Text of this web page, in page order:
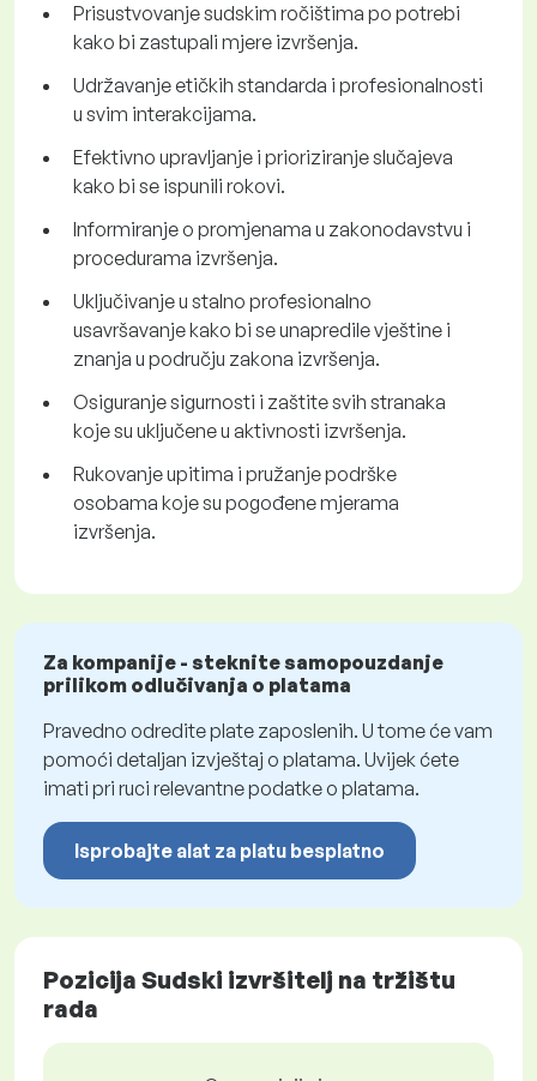
Prisustvovanje sudskim ročištima po potrebi
kako bi zastupali mjere izvršenja.
Udržavanje etičkih standarda i profesionalnosti
u svim interakcijama.
Efektivno upravljanje i prioriziranje slučajeva
kako bi se ispunili rokovi.
Informiranje o promjenama u zakonodavstvu i
procedurama izvršenja.
Uključivanje u stalno profesionalno
usavršavanje kako bi se unapredile vještine i
znanja u području zakona izvršenja.
Osiguranje sigurnosti i zaštite svih stranaka
koje su uključene u aktivnosti izvršenja.
Rukovanje upitima i pružanje podrške
osobama koje su pogođene mjerama
izvršenja.
Za kompanije - steknite samopouzdanje
prilikom odlučivanja o platama
Pravedno odredite plate zaposlenih. U tome će vam
pomoći detaljan izvještaj o platama. Uvijek ćete
imati pri ruci relevantne podatke o platama.
Isprobajte alat za platu besplatno
Pozicija Sudski izvršitelj na tržištu
rada